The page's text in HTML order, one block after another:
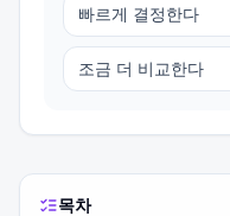
빠르게 결정한다
조금 더 비교한다
목차